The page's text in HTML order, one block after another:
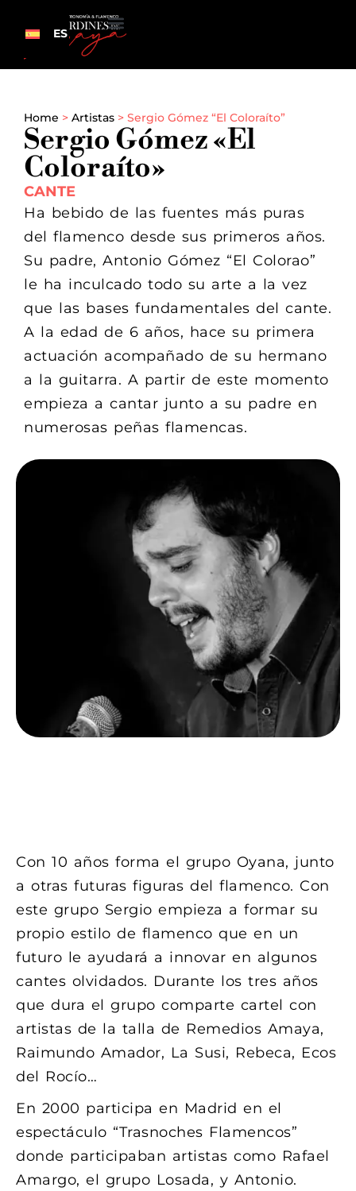
ES
Home > Artistas > Sergio Gómez “El Coloraíto”
Sergio Gómez «El
Coloraíto»
CANTE
Ha bebido de las fuentes más puras
del flamenco desde sus primeros años.
Su padre, Antonio Gómez “El Colorao”
le ha inculcado todo su arte a la vez
que las bases fundamentales del cante.
A la edad de 6 años, hace su primera
actuación acompañado de su hermano
a la guitarra. A partir de este momento
empieza a cantar junto a su padre en
numerosas peñas flamencas.
Con 10 años forma el grupo Oyana, junto
a otras futuras figuras del flamenco. Con
este grupo Sergio empieza a formar su
propio estilo de flamenco que en un
futuro le ayudará a innovar en algunos
cantes olvidados. Durante los tres años
que dura el grupo comparte cartel con
artistas de la talla de Remedios Amaya,
Raimundo Amador, La Susi, Rebeca, Ecos
del Rocío…
En 2000 participa en Madrid en el
espectáculo “Trasnoches Flamencos”
donde participaban artistas como Rafael
Amargo, el grupo Losada, y Antonio.